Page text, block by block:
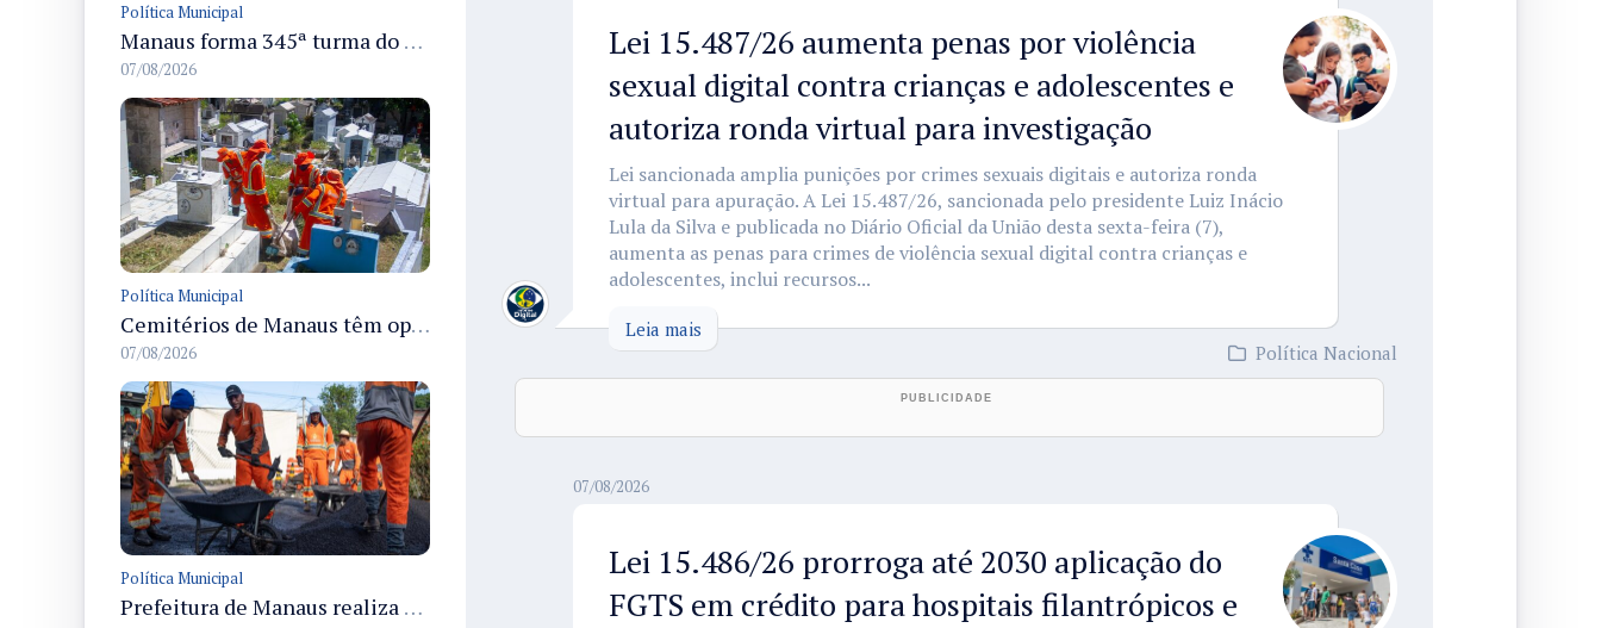
Política Municipal
Manaus forma 345ª turma do Empretec e amplia qualificação de empreendedores na cidade
07/08/2026
Política Municipal
Cemitérios de Manaus têm operação concluída e estrutura pronta para receber famílias no Dia dos Pais
07/08/2026
Política Municipal
Prefeitura de Manaus realiza recuperação asfáltica na rua Canário do Campo e amplia mobilidade na zona Norte
Lei 15.487/26 aumenta penas por violência
sexual digital contra crianças e adolescentes e
autoriza ronda virtual para investigação
Lei sancionada amplia punições por crimes sexuais digitais e autoriza ronda
virtual para apuração. A Lei 15.487/26, sancionada pelo presidente Luiz Inácio
Lula da Silva e publicada no Diário Oficial da União desta sexta-feira (7),
aumenta as penas para crimes de violência sexual digital contra crianças e
adolescentes, inclui recursos...
Leia mais
Política Nacional
07/08/2026
Lei 15.486/26 prorroga até 2030 aplicação do
FGTS em crédito para hospitais filantrópicos e